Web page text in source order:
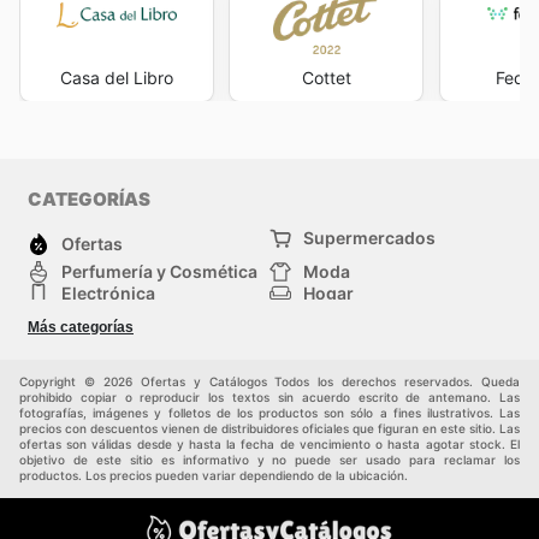
Casa del Libro Cottet
CATEGORÍAS
Ofertas
Supermercados
Perfumería y Cosmética
Moda
Electrónica
Hogar
Deporte
Juguetes y bebés
Más categorías
Copyright © 2026 Ofertas y Catálogos Todos los derechos reservados. Queda
prohibido copiar o reproducir los textos sin acuerdo escrito de antemano. Las
fotografías, imágenes y folletos de los productos son sólo a fines ilustrativos. Las
precios con descuentos vienen de distribuidores oficiales que figuran en este sitio. Las
ofertas son válidas desde y hasta la fecha de vencimiento o hasta agotar stock. El
objetivo de este sitio es informativo y no puede ser usado para reclamar los
productos. Los precios pueden variar dependiendo de la ubicación.